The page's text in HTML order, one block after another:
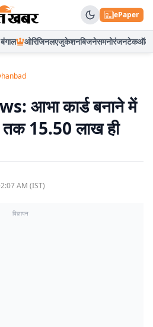
ePaper
ओरिजिनलएजुकेशनबिजनेसमनोरंजनटेकऑटो
आभा कार्ड बनाने में
15.50 लाख ही
AM (IST)
विज्ञापन